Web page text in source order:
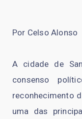
Por Celso Alonso
A cidade de
consenso
reconhecimento
uma das